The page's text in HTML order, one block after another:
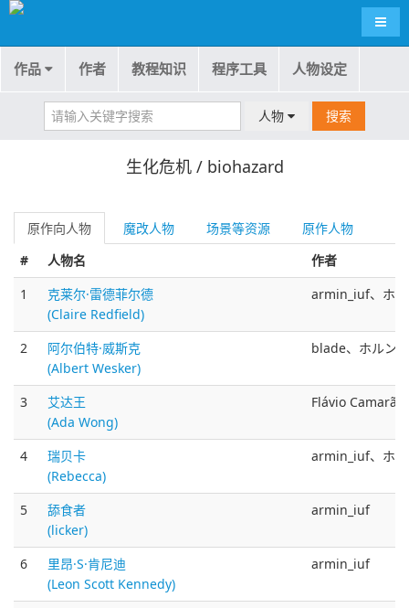
导航
作品 作者 教程知识 程序工具 人物设定
人物 搜索
生化危机 / biohazard
原作向人物 魔改人物 场景等资源
原作人物
#
人物名
作者
1
克莱尔·雷德菲尔德
(Claire Redfield)
armin_iuf、ホ
2
阿尔伯特·威斯克
(Albert Wesker)
blade、ホルン
3
艾达王
(Ada Wong)
Flávio
4
瑞贝卡
(Rebecca)
armin_iuf、ホ
5
舔食者
(licker)
armin_iuf
6
里昂·S·肯尼迪
(Leon Scott Kennedy)
armin_iuf